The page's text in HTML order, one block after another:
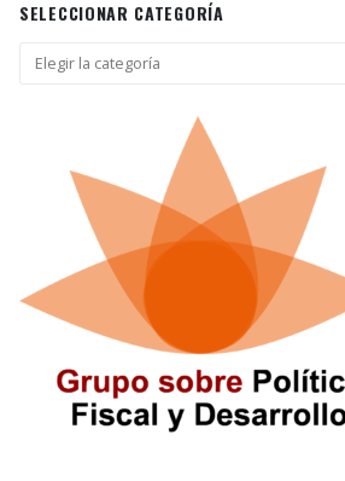
SELECCIONAR CATEGORÍA
Seleccionar
categoría